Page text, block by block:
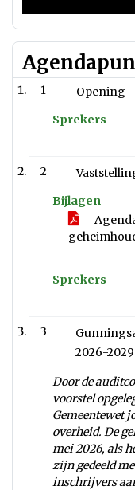
1
Opening
Sprekers
2
Bijlagen
Sprekers
3
2026-2029
Door de
voorstel
Gemeentewet
overheid. De
mei 2026, als
zijn gedeeld
inschrijvers